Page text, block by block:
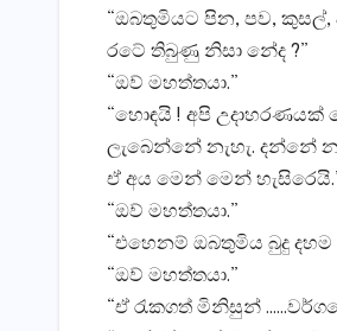
“ඔබතුමියට පින, පව, කුසල්,
රටේ තිබුණු නිසා නේද ?”
“ඔව් මහත්තයා.”
“හොඳයි ! අපි
ලැබෙන්නේ නැහැ. දන්නේ
ඒ අය මෙන් මෙන්
“ඔව් මහත්තයා.”
“එහෙනම් ඔබතුමිය බුදු
“ඔව් මහත්තයා.”
“ඒ රැකගත් මිනිසුන්